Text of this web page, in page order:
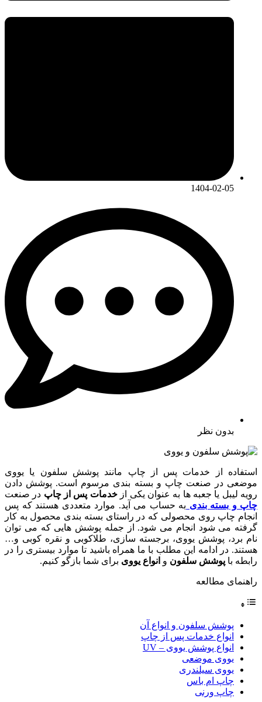
1404-02-05
بدون نظر
استفاده از خدمات پس از چاپ مانند پوشش سلفون یا یووی
موضعی در صنعت چاپ و بسته بندی مرسوم است. پوشش دادن
رویه لیبل یا جعبه ها به عنوان یکی ازخدمات پس از چاپ در صنعت
چاپ و بسته بندی به حساب می آید. موارد متعددی هستند که پس
انجام چاپ روی محصولی که در راستای بسته بندی محصول به کار
گرفته می شود انجام می شود. از جمله پوشش هایی که می توان
نام برد، پوشش یووی، برجسته سازی، طلاکوبی و نقره کوبی و…
هستند. در ادامه این مطلب با ما همراه باشید تا موارد بیستری را در
رابطه با پوشش سلفون و انواع یووی برای شما بازگو کنیم.
راهنمای مطالعه
پوشش سلفون و انواع آن
انواع خدمات پس از چاپ
انواع پوشش یووی – UV
یووی موضعی
یووی سیلندری
چاپ ام باس
چاپ ورنی